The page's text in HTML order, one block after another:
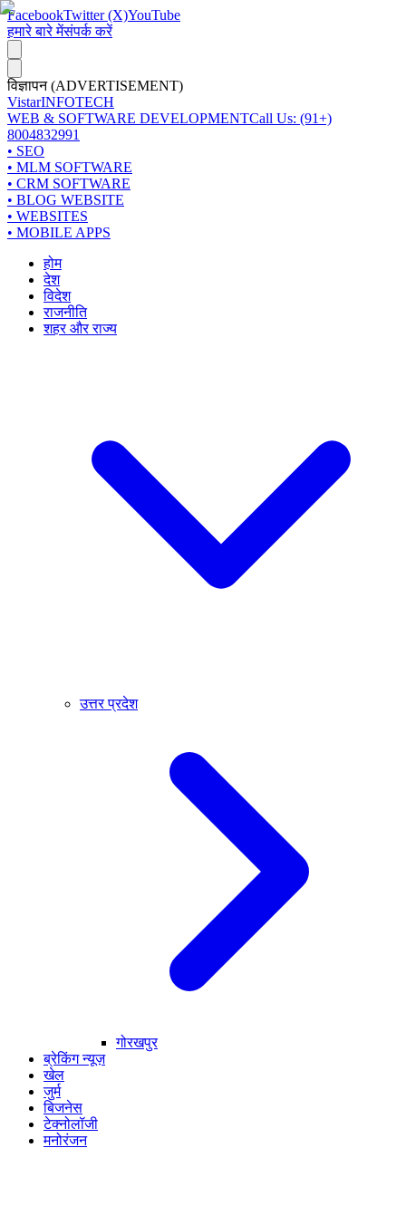
FacebookTwitter (X)YouTube
हमारे बारे मेंसंपर्क करें
विज्ञापन (ADVERTISEMENT)
VistarINFOTECH
WEB & SOFTWARE DEVELOPMENTCall Us: (91+)
8004832991
• SEO
• MLM SOFTWARE
• CRM SOFTWARE
• BLOG WEBSITE
• WEBSITES
• MOBILE APPS
होम
देश
विदेश
राजनीति
शहर और राज्य
उत्तर प्रदेश
गोरखपुर
ब्रेकिंग न्यूज़
खेल
जुर्म
बिजनेस
टेक्नोलॉजी
मनोरंजन